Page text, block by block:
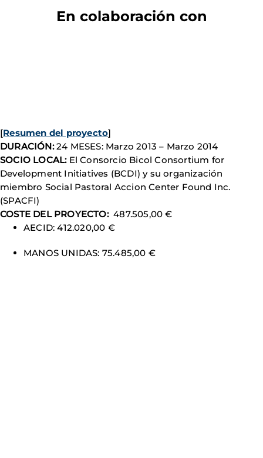
En colaboración con
[Resumen del proyecto]
DURACIÓN:24 MESES: Marzo 2013 – Marzo 2014
SOCIO LOCAL: El Consorcio Bicol Consortium for
Development Initiatives (BCDI) y su organización
miembro Social Pastoral Accion Center Found Inc.
(SPACFI)
COSTE DEL PROYECTO:487.505,00 €
AECID: 412.020,00 €
MANOS UNIDAS: 75.485,00 €